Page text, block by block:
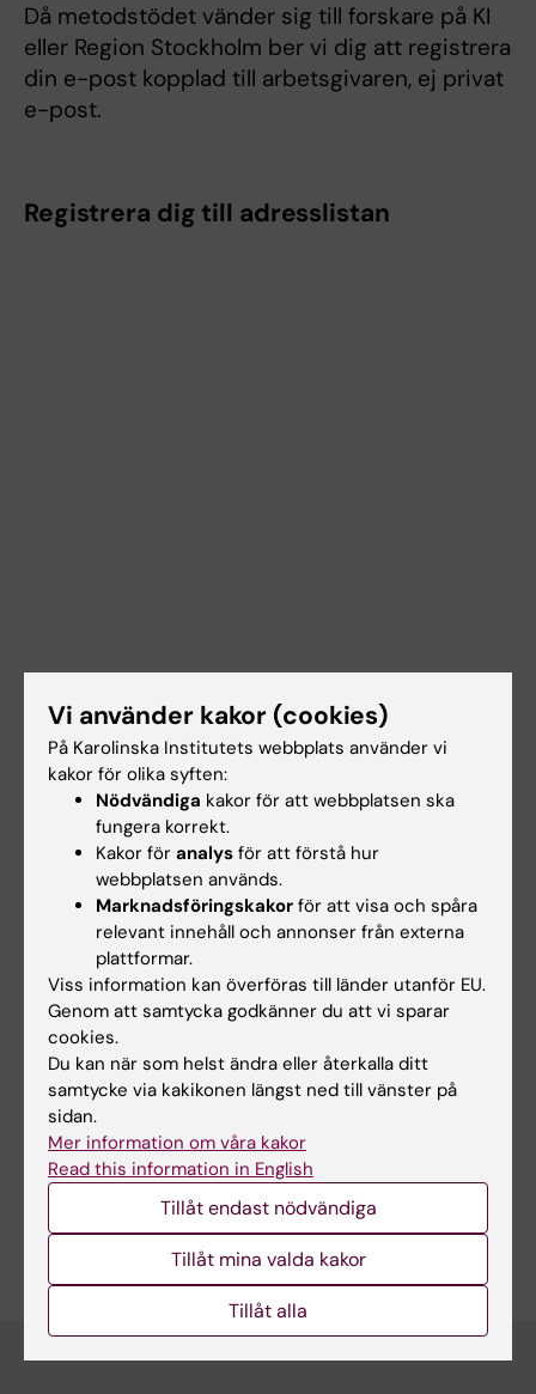
Då metodstödet vänder sig till forskare på KI
eller Region Stockholm ber vi dig att registrera
din e-post kopplad till arbetsgivaren, ej privat
e-post.
Registrera dig till adresslistan
Hade du nytta av informationen på denna sida?
Yes
No
Redaktör:Sara Lidman
Sidan uppdaterad:2025-10-15
Dela
Vi använder kakor (cookies)
På Karolinska Institutets webbplats använder vi
kakor för olika syften:
Nödvändiga kakor för att webbplatsen ska
fungera korrekt.
Kakor för analys för att förstå hur
webbplatsen används.
Marknadsföringskakor för att visa och spåra
relevant innehåll och annonser från externa
plattformar.
Viss information kan överföras till länder utanför EU.
Genom att samtycka godkänner du att vi sparar
cookies.
Du kan när som helst ändra eller återkalla ditt
samtycke via kakikonen längst ned till vänster på
sidan.
Mer information om våra kakor
Read this information in English
Tillåt endast nödvändiga
Tillåt mina valda kakor
Tillåt alla